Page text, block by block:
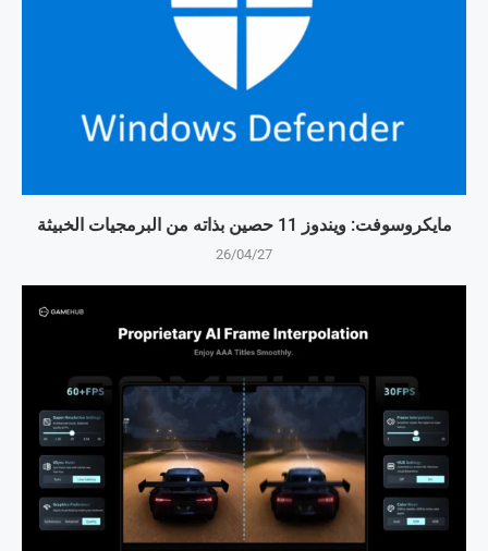
مايكروسوفت: ويندوز 11 حصين بذاته من البرمجيات الخبيثة
26/04/27